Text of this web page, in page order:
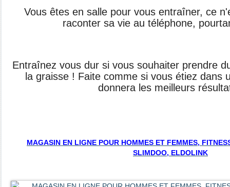
Vous êtes en salle pour vous entraîner, ce
raconter sa vie au téléphone,
Entraînez vous dur si vous souhaiter prendre
la graisse ! Faite comme si vous étiez dans
donnera les meilleurs
MAGASIN EN LIGNE POUR HOMMES ET FEMMES,
SLIMDOO, ELDOLINK